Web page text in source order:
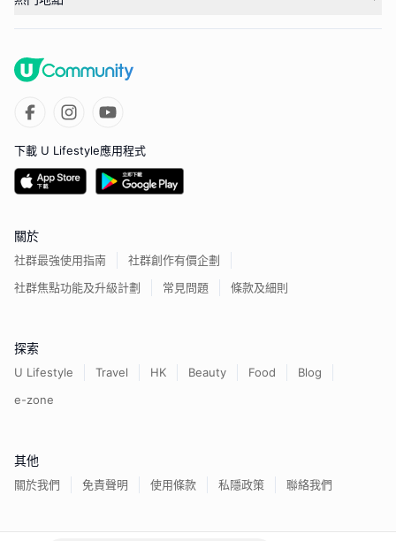
下載 U Lifestyle應用程式
關於
社群最強使用指南
社群創作有價企劃
社群焦點功能及升級計劃
常見問題 條款及細則
探索
U Lifestyle Travel HK Beauty Food
Blog
e-zone
其他
關於我們 免責聲明 使用條款 私隱政策 聯絡我們